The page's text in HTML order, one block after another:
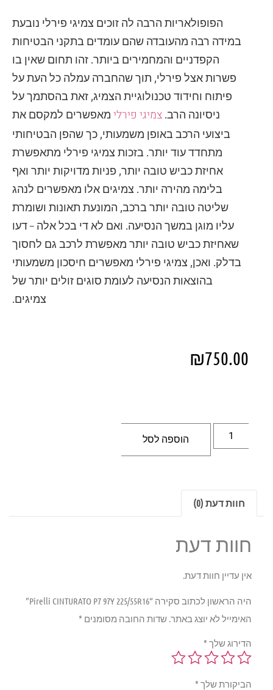
הפופולאריות הרבה לה זוכים צמיגי פירלי נובעת
במידה רבה מהעובדה שהם עומדים בתקני הבטיחות
הקפדניים והמחמירים ביותר. זהו תחום שאין בו
פשרות אצל פירלי, תוך שהחברה עמלה כל העת על
פיתוח וחידוד טכנולוגיית הצמיג, זאת בהסתמך על
ניסיונה הרב. צמיגי פירלימאפשרים למקסם את
ביצועי הרכב באופן משמעותי, כך שהפן הבטיחותי
מתחדד עוד יותר. בזכות צמיגי פירלי מתאפשרת
אחיזת כביש טובה יותר, פניות מדויקות יותר ואף
בלימה מהירה יותר. צמיגים אלו מאפשרים לנהג
שליטה טובה יותר ברכב, המונעת תאונות ושומרת
עליו מוגן במשך הנסיעה. ואם לא די בכל אלה – דעו
שאחיזת כביש טובה יותר מאפשרת לרכב גם לחסוך
בדלק. ואכן, צמיגי פירלי מאפשרים חיסכון משמעותי
בהוצאות הנסיעה לעומת סוגים זולים יותר של
צמיגים.
₪750.00
הוספה לסל
חוות דעת (0)
חוות דעת
אין עדיין חוות דעת.
היה הראשון לכתוב סקירה “Pirelli CINTURATO P7 97Y 225/55R16”
האימייל לא יוצג באתר.שדות החובה מסומנים*
הדירוג שלך*
הביקורת שלך*